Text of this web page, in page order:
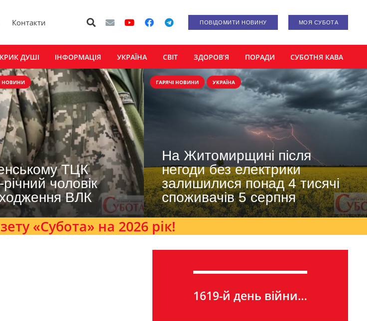
Контакти ПОВІДОМИТИ НОВИНУ МОЯ СУБОТА
КРИК ДУШІ ІНФОРМАЦІЯ УКРАЇНА СВІТ ЗДОРОВ’Я ПОРАДИ СУБОТНЯ КАВА
НОВИНИ
ТЦК
чоловік
ВЛК
ГАРЯЧІ НОВИНИ УКРАЇНА
На Житомирщині після
негоди без електрики
залишилися понад 4 тисячі
споживачів 5 серпня
«Субота» на 2026 рік!
1619-й день війни…